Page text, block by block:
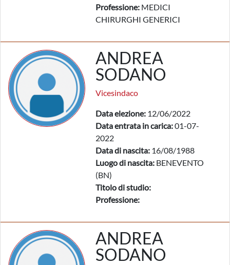
Professione: MEDICI
CHIRURGHI GENERICI
ANDREA
SODANO
Vicesindaco
Data elezione: 12/06/2022
Data entrata in carica:01-07-
2022
Data di nascita: 16/08/1988
Luogo di nascita: BENEVENTO
(BN)
Titolo di studio:
Professione:
ANDREA
SODANO